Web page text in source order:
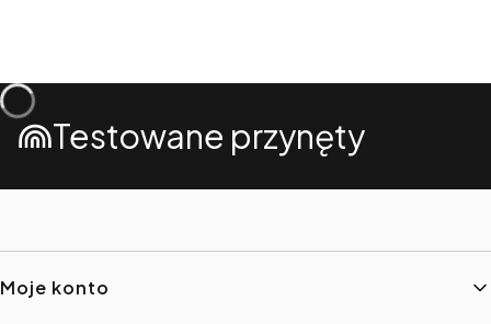
Testowane przynęty
Linki w stopce
Moje konto